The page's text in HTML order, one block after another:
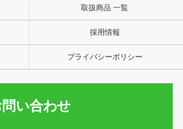
取扱商品 一覧
採用情報
プライバシーポリシー
い合わせ